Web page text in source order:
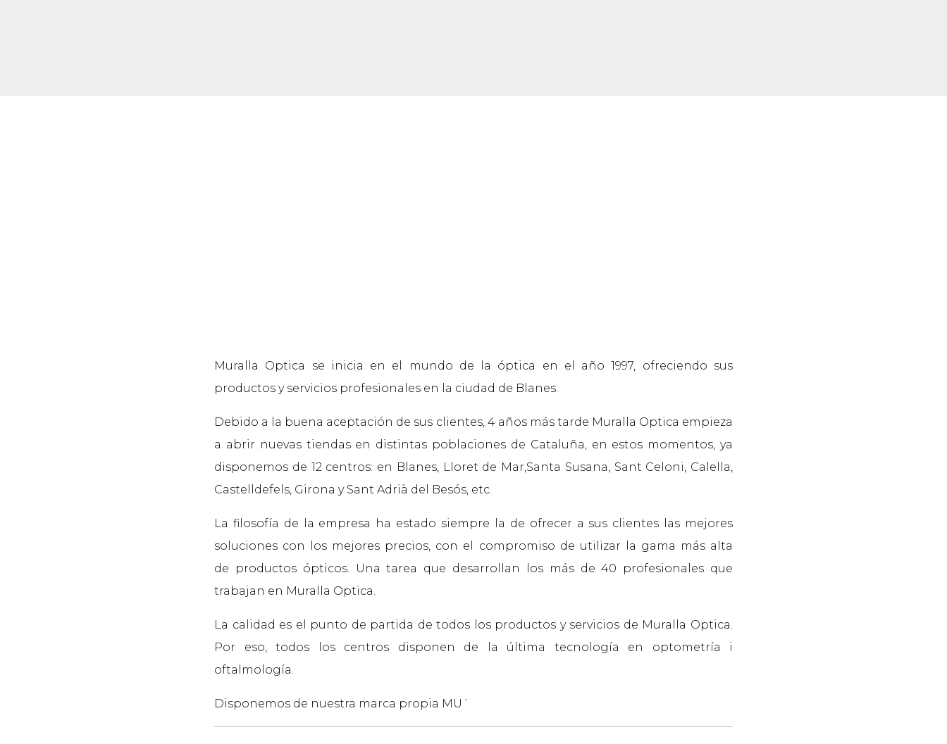
Muralla Optica se inicia en el mundo de la óptica en el año 1997, ofreciendo sus
productos y servicios profesionales en la ciudad de Blanes.
Debido a la buena aceptación de sus clientes, 4 años más tarde Muralla Optica empieza
a abrir nuevas tiendas en distintas poblaciones de Cataluña, en estos momentos, ya
disponemos de 12 centros: en Blanes, Lloret de Mar,Santa Susana, Sant Celoni, Calella,
Castelldefels, Girona y Sant Adrià del Besós, etc.
La filosofía de la empresa ha estado siempre la de ofrecer a sus clientes las mejores
soluciones con los mejores precios, con el compromiso de utilizar la gama más alta
de productos ópticos. Una tarea que desarrollan los más de 40 profesionales que
trabajan en Muralla Optica.
La calidad es el punto de partida de todos los productos y servicios de Muralla Optica.
Por eso, todos los centros disponen de la última tecnología en optometría i
oftalmología.
Disponemos de nuestra marca propia MU´